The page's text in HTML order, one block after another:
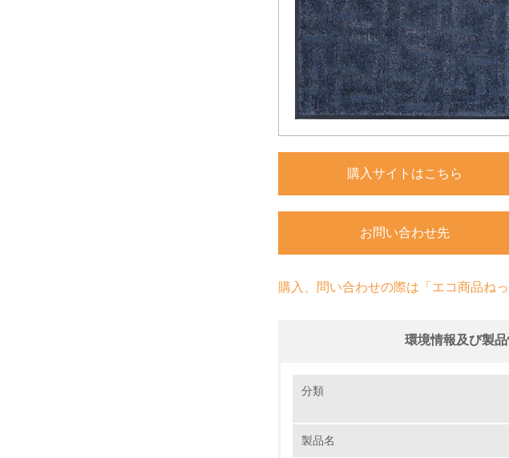
購入サイトはこちら
お問い合わせ先
購入、問い合わせの際は「エコ商品ね
環境情報及び製
分類
製品名